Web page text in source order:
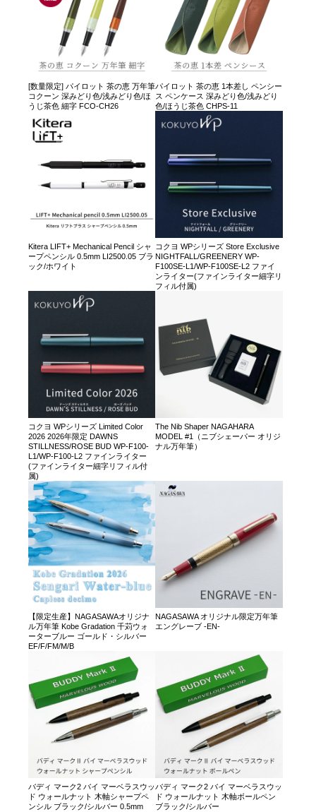
[数量限定] パイロット 茶の恵 万年筆
コクーン 深みどり色/浅みどり色/ほ
うじ茶色 細字 FCO-CH26
パイロット 茶の恵 1本差し ペンシー
ス ペンケース 深みどり色/浅みどり
色/ほうじ茶色 CHPS-11
Kitera LIFT+ Mechanical Pencil シャ
ープペンシル 0.5mm LI2500.05 ブラ
ック/ホワイト
コクヨ WPシリーズ Store Exclusive
NIGHTFALL/GREENERY WP-
F100SE-L1/WP-F100SE-L2 ファイ
ンライター(ファインライター細字リ
フィル付属)
コクヨ WPシリーズ Limited Color
2026 2026年限定 DAWNS
STILLNESS/ROSE BUD WP-F100-
L1/WP-F100-L2 ファインライター
(ファインライター細字リフィル付
属)
The Nib Shaper NAGAHARA
MODEL #1（ニブシェーパー オリジ
ナル万年筆）
【限定生産】NAGASAWAオリジナ
ル万年筆 Kobe Gradation 千苅ウォ
ーターブルー ゴールド・シルバー
EF/F/FM/M/B
NAGASAWA オリジナル限定万年筆
エングレーブ -EN-
バディ マーク2 バイ マーベラスウッ
ド ウォールナット 木軸シャープペ
ンシル ブラック/シルバー 0.5mm
バディ マーク2 バイ マーベラスウッ
ド ウォールナット 木軸ボールペン
ブラック/シルバー